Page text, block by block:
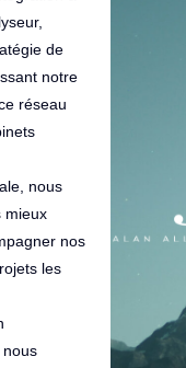
de
notre
réseau
nous
mieux
nos
les
nous